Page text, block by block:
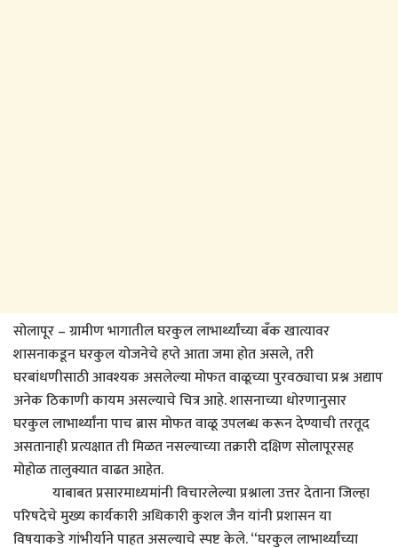
सोलापूर – ग्रामीण भागातील घरकुल लाभार्थ्यांच्या बँक खात्यावर
शासनाकडून घरकुल योजनेचे हप्ते आता जमा होत असले, तरी
घरबांधणीसाठी आवश्यक असलेल्या मोफत वाळूच्या पुरवठ्याचा प्रश्न अद्याप
अनेक ठिकाणी कायम असल्याचे चित्र आहे. शासनाच्या धोरणानुसार
घरकुल लाभार्थ्यांना पाच ब्रास मोफत वाळू उपलब्ध करून देण्याची तरतूद
असतानाही प्रत्यक्षात ती मिळत नसल्याच्या तक्रारी दक्षिण सोलापूरसह
मोहोळ तालुक्यात वाढत आहेत.
याबाबत प्रसारमाध्यमांनी विचारलेल्या प्रश्नाला उत्तर देताना जिल्हा
परिषदेचे मुख्य कार्यकारी अधिकारी कुशल जैन यांनी प्रशासन या
विषयाकडे गांभीर्याने पाहत असल्याचे स्पष्ट केले. “घरकुल लाभार्थ्यांच्या